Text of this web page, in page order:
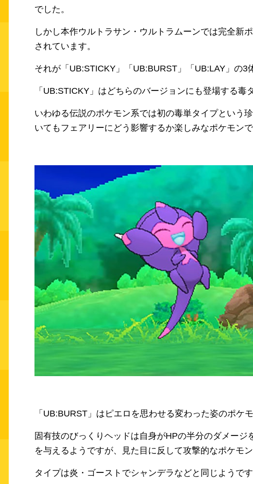
でした。
しかし本作ウルトラサン・ウルトラムーンでは完全新
されています。
それが「UB:STICKY」「UB:BURST」「UB:LAY」の3
「UB:STICKY」はどちらのバージョンにも登場する毒
いわゆる伝説のポケモン系では初の毒単タイプという
いてもフェアリーにどう影響するか楽しみなポケモンで
「UB:BURST」はピエロを思わせる変わった姿のポケモ
固有技のびっくりヘッドは自身がHPの半分のダメージ
を与えるようですが、見た目に反して攻撃的なポケモン
タイプは炎・ゴーストでシャンデラなどと同じようです